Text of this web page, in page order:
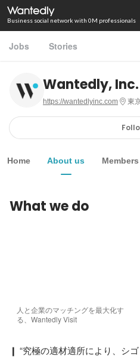
Business social network with 0M professionals
Jobs Stories
Wantedly, Inc.
https://wantedlyinc.com 東
Home About us Members
What we do
人と企業のマッチングを最大化す
る、Wantedly Visit
❙ “究極の適材適所により、シ